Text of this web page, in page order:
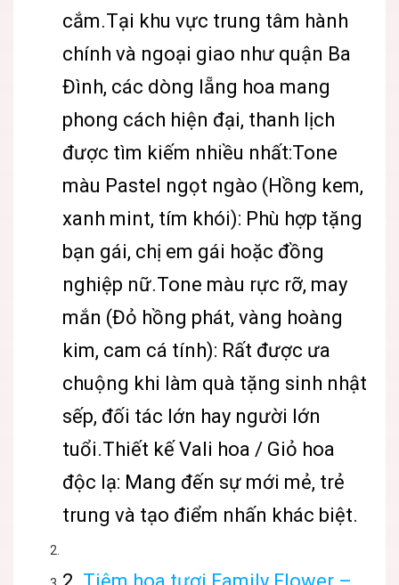
cắm.Tại khu vực trung tâm hành
chính và ngoại giao như quận Ba
Đình, các dòng lẵng hoa mang
phong cách hiện đại, thanh lịch
được tìm kiếm nhiều nhất:Tone
màu Pastel ngọt ngào (Hồng kem,
xanh mint, tím khói): Phù hợp tặng
bạn gái, chị em gái hoặc đồng
nghiệp nữ.Tone màu rực rỡ, may
mắn (Đỏ hồng phát, vàng hoàng
kim, cam cá tính): Rất được ưa
chuộng khi làm quà tặng sinh nhật
sếp, đối tác lớn hay người lớn
tuổi.Thiết kế Vali hoa / Giỏ hoa
độc lạ: Mang đến sự mới mẻ, trẻ
trung và tạo điểm nhấn khác biệt.